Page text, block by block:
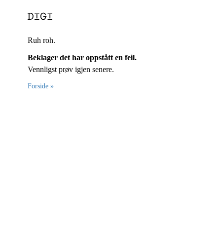
Ruh roh.
Beklager det har oppstått en feil.
Vennligst prøv igjen senere.
Forside »